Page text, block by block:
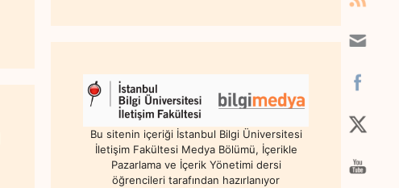
Bu sitenin içeriği İstanbul Bilgi Üniversitesi
İletişim Fakültesi Medya Bölümü, İçerikle
Pazarlama ve İçerik Yönetimi dersi
öğrencileri tarafından hazırlanıyor